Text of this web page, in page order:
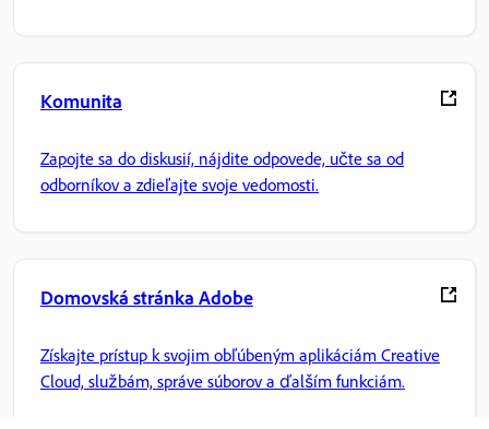
Komunita
Zapojte sa do diskusií, nájdite odpovede, učte sa od
odborníkov a zdieľajte svoje vedomosti.
Domovská stránka Adobe
Získajte prístup k svojim obľúbeným aplikáciám Creative
Cloud, službám, správe súborov a ďalším funkciám.